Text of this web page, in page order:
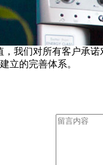
，我们对所有客户承
立的完善体系。